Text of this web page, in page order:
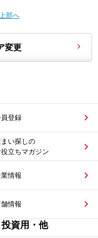
部へ
変更
登録
い探しの
役立ちマガジン
情報
舗情報
資用・他